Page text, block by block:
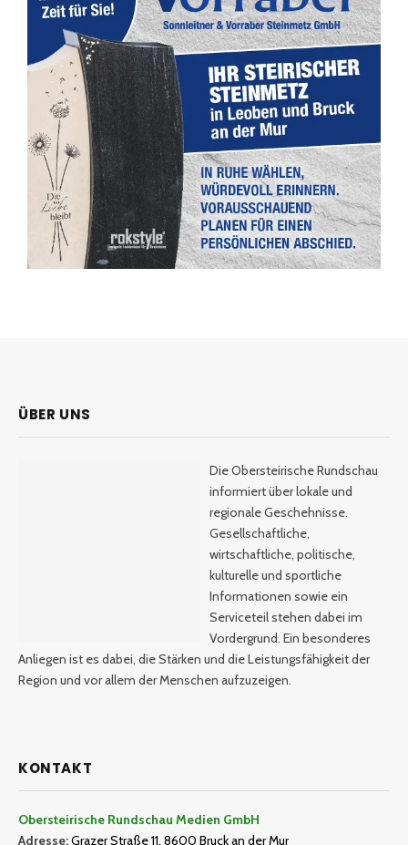
ÜBER UNS
Die Obersteirische Rundschau
informiert über lokale und
regionale Geschehnisse.
Gesellschaftliche,
wirtschaftliche, politische,
kulturelle und sportliche
Informationen sowie ein
Serviceteil stehen dabei im
Vordergrund. Ein besonderes
Anliegen ist es dabei, die Stärken und die Leistungsfähigkeit der
Region und vor allem der Menschen aufzuzeigen.
KONTAKT
Obersteirische Rundschau Medien GmbH
Adresse:Grazer Straße 11, 8600 Bruck an der Mur